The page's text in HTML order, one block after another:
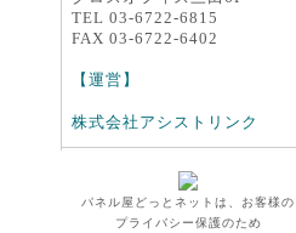
TEL 03-6722-6815
FAX 03-6722-6402
【運営】
株式会社アシストリンク
パネル屋どっとネットは、お客様の
プライバシー保護のため